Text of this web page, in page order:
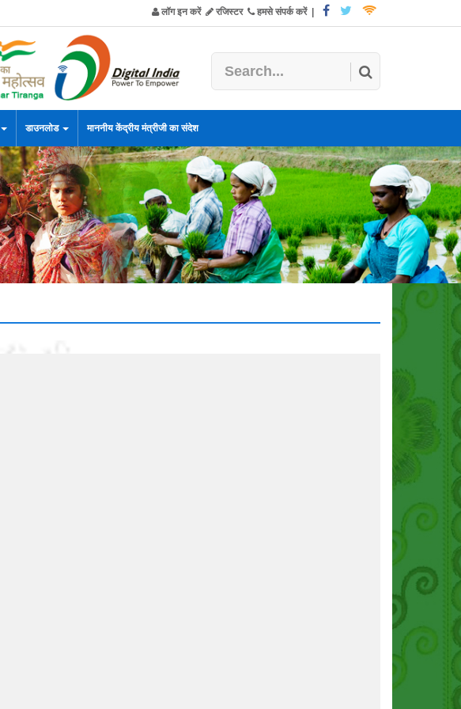
लॉग इन करें रजिस्टर हमसे संपर्क करें|
डाउनलोड माननीय केंद्रीय मंत्रीजी का संदेश